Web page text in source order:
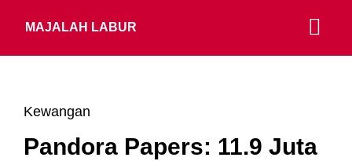
MAJALAH LABUR
Kewangan
Pandora Papers: 11.9 Juta